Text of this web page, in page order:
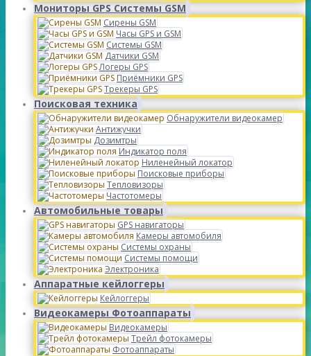
Мониторы GPS Системы GSM
Сирены GSM
Часы GPS и GSM
Системы GSM
Датчики GSM
Логеры GPS
Приёмники GPS
Трекеры GPS
Поисковая техника
Обнаружители видеокамер
Антижучки
Дозимтры
Индикатор поля
Ниленейный локатор
Поисковые приборы
Тепловизоры
Частотомеры
Автомобильные товары
GPS навигаторы
Камеры автомобиля
Системы охраны
Системы помощи
Электроника
Аппаратные кейлоггеры
Кейлоггеры
Видеокамеры Фотоаппараты
Видеокамеры
Трейл фотокамеры
Фотоаппараты